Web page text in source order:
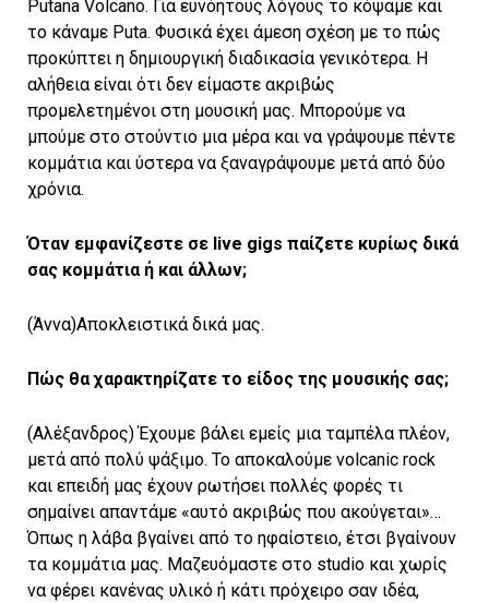
Putana Volcano. Για ευνόητους λόγους το κόψαμε και
το κάναμε Puta. Φυσικά έχει άμεση σχέση με το πώς
προκύπτει η δημιουργική διαδικασία γενικότερα. Η
αλήθεια είναι ότι δεν είμαστε ακριβώς
προμελετημένοι στη μουσική μας. Μπορούμε να
μπούμε στο στούντιο μια μέρα και να γράψουμε πέντε
κομμάτια και ύστερα να ξαναγράψουμε μετά από δύο
χρόνια.
Όταν εμφανίζεστε σε live gigs παίζετε κυρίως δικά
σας κομμάτια ή και άλλων;
(Άννα)Αποκλειστικά δικά μας.
Πώς θα χαρακτηρίζατε το είδος της μουσικής σας;
(Αλέξανδρος) Έχουμε βάλει εμείς μια ταμπέλα πλέον,
μετά από πολύ ψάξιμο. Το αποκαλούμε volcanic rock
και επειδή μας έχουν ρωτήσει πολλές φορές τι
σημαίνει απαντάμε «αυτό ακριβώς που ακούγεται»…
Όπως η λάβα βγαίνει από το ηφαίστειο, έτσι βγαίνουν
τα κομμάτια μας. Μαζευόμαστε στο studio και χωρίς
να φέρει κανένας υλικό ή κάτι πρόχειρο σαν ιδέα,